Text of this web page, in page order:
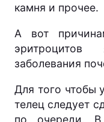
камня и прочее.
А вот
эритроцитов
заболевания
Для того чтобы
телец следует
по очереди. В